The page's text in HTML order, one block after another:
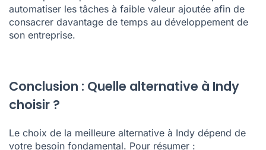
Conclusion : Quelle alternative à Indy
Le choix de la meilleure alternative à Indy dépend de
votre besoin fondamental. Pour résumer :
Pennylane si vous recherchez plus de
fonctionnalités tout en gardant le contrôle.